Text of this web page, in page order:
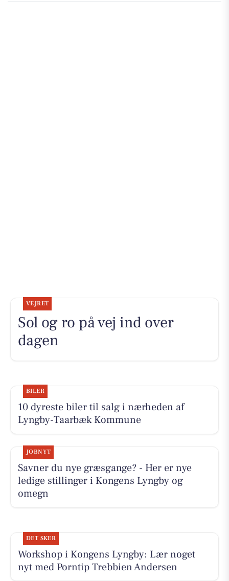
VEJRET
Sol og ro på vej ind over
dagen
BILER
10 dyreste biler til salg i nærheden af
Lyngby-Taarbæk Kommune
JOBNYT
Savner du nye græsgange? - Her er nye
ledige stillinger i Kongens Lyngby og
omegn
DET SKER
Workshop i Kongens Lyngby: Lær noget
nyt med Porntip Trebbien Andersen